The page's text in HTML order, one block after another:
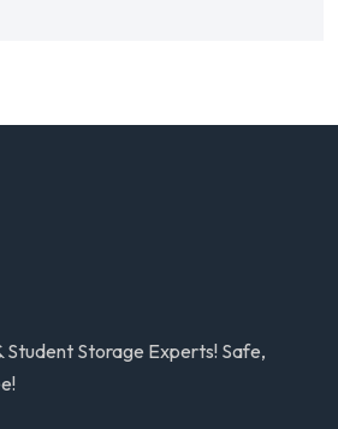
Student Storage Experts! Safe,